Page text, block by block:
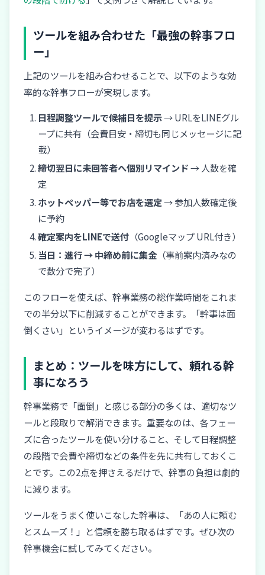
ツールを組み合わせた「最強の幹事フロ
ー」
上記のツールを組み合わせることで、以下のような効
率的な幹事フローが実現します。
日程調整ツールで候補日を提示→ URLをLINEグル
ープに共有（会費目安・締切も同じメッセージに記
載）
締切翌日に未回答者へ個別リマインド→ 人数を確
定
ホットペッパー等でお店を選定→ 参加人数確定後
に予約
確定案内をLINEで送付 （Googleマップ URL付き）
当日：進行 → 中締め前に集金 （事前案内済みなの
で数分で完了）
このフローを使えば、幹事業務の総作業時間をこれま
での半分以下に削減することができます。「幹事は面
倒くさい」というイメージが変わるはずです。
まとめ：ツールを味方にして、頼れる幹
事になろう
幹事業務で「面倒」と感じる部分の多くは、適切なツ
ールと段取りで解消できます。重要なのは、各フェー
ズに合ったツールを使い分けること、そして日程調整
の段階で会費や締切などの条件を先に共有しておくこ
とです。この2点を押さえるだけで、幹事の負担は劇的
に減ります。
ツールをうまく使いこなした幹事は、「あの人に頼む
とスムーズ！」と信頼を勝ち取るはずです。ぜひ次の
幹事機会に試してみてください。